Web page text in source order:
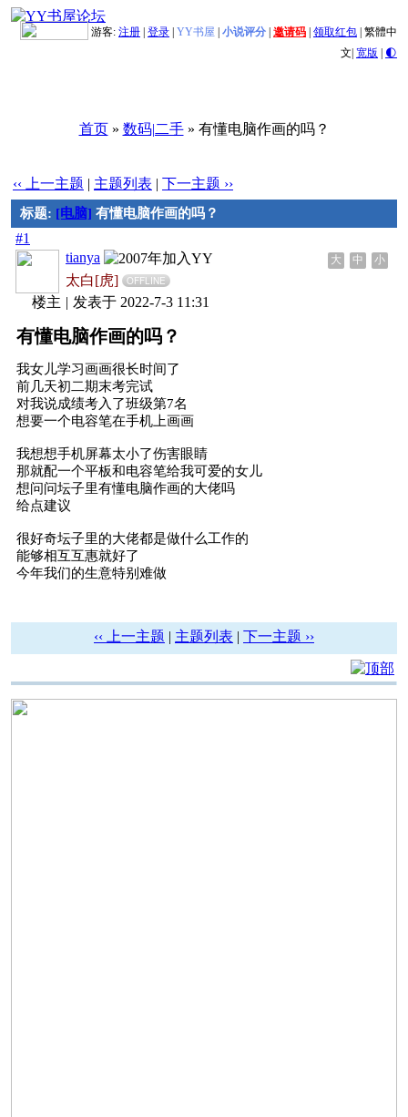
游客: 注册 登录 YY书屋 小说评分 邀请码 领取红包 繁體中
文| 宽版 | 🌓
首页» 数码|二手» 有懂电脑作画的吗？
‹‹ 上一主题 | 主题列表 | 下一主题 ››
标题: [电脑] 有懂电脑作画的吗？
#1
大 中 小
tianya
太白[虎]
OFFLINE
楼主 | 发表于 2022-7-3 11:31
有懂电脑作画的吗？
我女儿学习画画很长时间了
前几天初二期末考完试
对我说成绩考入了班级第7名
想要一个电容笔在手机上画画
我想想手机屏幕太小了伤害眼睛
那就配一个平板和电容笔给我可爱的女儿
想问问坛子里有懂电脑作画的大佬吗
给点建议
很好奇坛子里的大佬都是做什么工作的
能够相互互惠就好了
今年我们的生意特别难做
‹‹ 上一主题 | 主题列表 | 下一主题 ››